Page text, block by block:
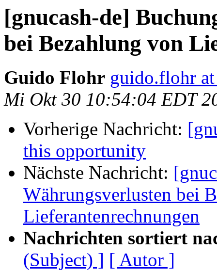
[gnucash-de]
bei Bezahlung von
Guido Flohr guido.flohr
Mi Okt 30 10:54:04 EDT
Vorherige Nachricht:
this opportunity
Nächste Nachricht:
Währungsverlusten bei
Lieferantenrechnungen
Nachrichten sortiert
(Subject) ] [ Autor ]